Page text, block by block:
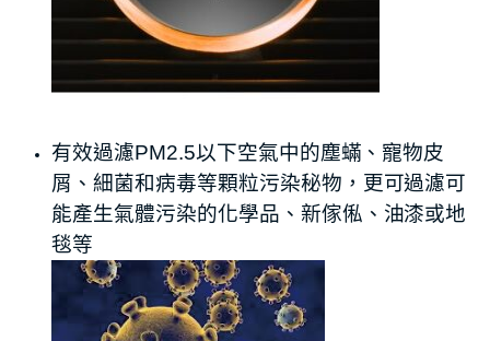
有效過濾PM2.5以下空氣中的塵蟎、寵物皮
屑、細菌和病毒等顆粒污染秘物，更可過濾可
能產生氣體污染的化學品、新傢俬、油漆或地
毯等